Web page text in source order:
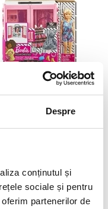
Despre
conținutul și
sociale și pentru
partenerilor de
lei
(pret cu TVA)